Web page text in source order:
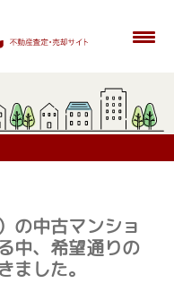
の中古マンショ
中、希望通りの
ました。